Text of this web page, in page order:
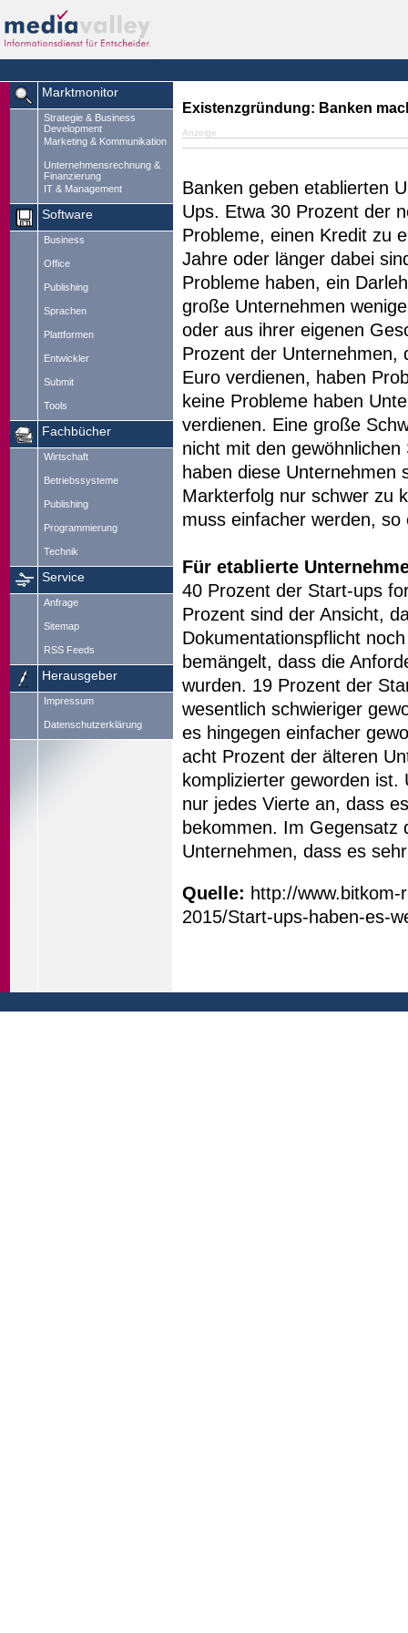
Marktmonitor
Strategie & Business
Development
Marketing & Kommunikation
Unternehmensrechnung &
Finanzierung
IT & Management
Software
Business
Office
Publishing
Sprachen
Plattformen
Entwickler
Submit
Tools
Fachbücher
Wirtschaft
Betriebssysteme
Publishing
Programmierung
Technik
Service
Anfrage
Sitemap
RSS Feeds
Herausgeber
Impressum
Datenschutzerklärung
Existenzgründung: Banken
Anzeige
Banken geben etablierten
Ups. Etwa 30 Prozent der
Probleme, einen Kredit zu
Jahre oder länger dabei
Probleme haben, ein
große Unternehmen
oder aus ihrer eigenen
Prozent der Unternehmen,
Euro verdienen, haben
keine Probleme haben
verdienen. Eine große
nicht mit den
haben diese Unternehmen
Markterfolg nur schwer zu
muss einfacher werden,
Für etablierte
40 Prozent der Start-ups
Prozent sind der Ansicht,
Dokumentationspflicht
bemängelt, dass die
wurden. 19 Prozent der
wesentlich schwieriger
es hingegen einfacher
acht Prozent der älteren
komplizierter geworden
nur jedes Vierte an, dass
bekommen. Im Gegensatz
Unternehmen, dass es
Quelle: http://
2015/Start-ups-haben-es-